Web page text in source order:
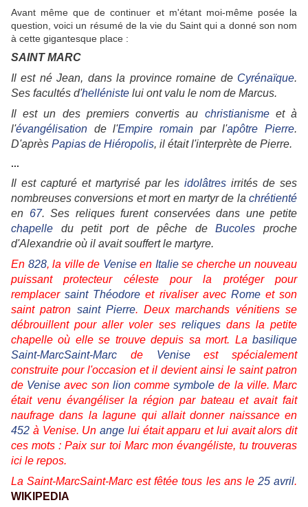
Avant même que de continuer et m'étant moi-même posée la
question, voici un résumé de la vie du Saint qui a donné son nom
à cette gigantesque place :
SAINT MARC
Il est né Jean, dans la province romaine de Cyrénaïque.
Ses facultés d'helléniste lui ont valu le nom de Marcus.
Il est un des premiers convertis au christianismeet à
l'évangélisation de l'Empire romain par l'apôtre Pierre.
D'après Papias de Hiéropolis, il était l'interprète de Pierre.
...
Il est capturé et martyrisé par lesidolâtres irrités de ses
nombreuses conversions et mort en martyr de la chrétienté
en 67. Ses reliques furent conservées dans une petite
chapelle du petit port de pêche deBucoles proche
d'Alexandrie où il avait souffert le martyre.
En 828, la ville de Veniseen Italiese cherche un nouveau
puissant protecteur céleste pour la protéger pour
remplacersaint Théodore et rivaliser avec Romeet son
saint patron saint Pierre. Deux marchands vénitiens se
débrouillent pour aller voler ses reliquesdans la petite
chapelle où elle se trouve depuis sa mort. La basilique
Saint-MarcSaint-Marc de Veniseest spécialement
construite pour l'occasion et il devient ainsi le saint patron
de Venise avec son lioncommesymbole de la ville. Marc
était venu évangéliser la région par bateau et avait fait
naufrage dans la lagune qui allait donner naissance en
452 à Venise. Un ange lui était apparu et lui avait alors dit
ces mots : Paix sur toi Marc mon évangéliste, tu trouveras
ici le repos.
La Saint-MarcSaint-Marc est fêtée tous les ans le 25 avril.
WIKIPEDIA